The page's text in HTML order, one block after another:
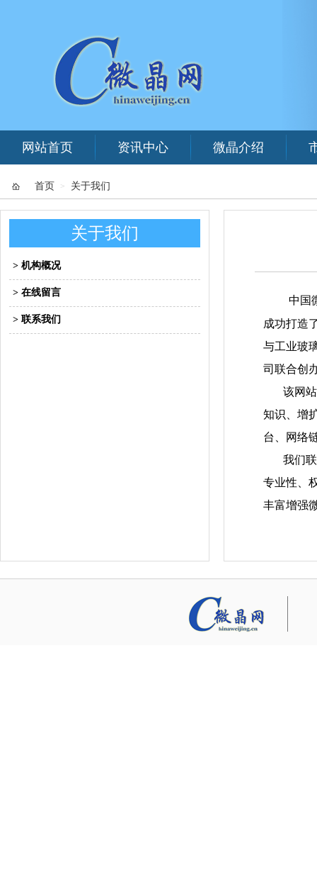
网站首页 资讯中心 微晶介绍
首页 > 关于我们
关于我们
> 机构概况
> 在线留言
> 联系我们
中国
成功打造
与工业玻
司联合创
该网站
知识、增
台、网络
我们联
专业性、
丰富增强